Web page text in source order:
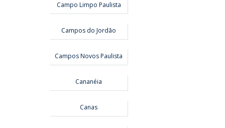
Campo Limpo Paulista
Campos do Jordão
Campos Novos Paulista
Cananéia
Canas